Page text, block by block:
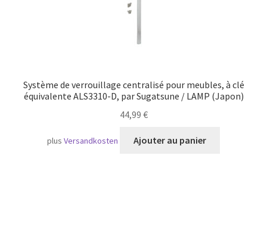
Système de verrouillage centralisé pour meubles, à clé
équivalente ALS3310-D, par Sugatsune / LAMP (Japon)
44,99 €
plusVersandkosten Ajouter au panier